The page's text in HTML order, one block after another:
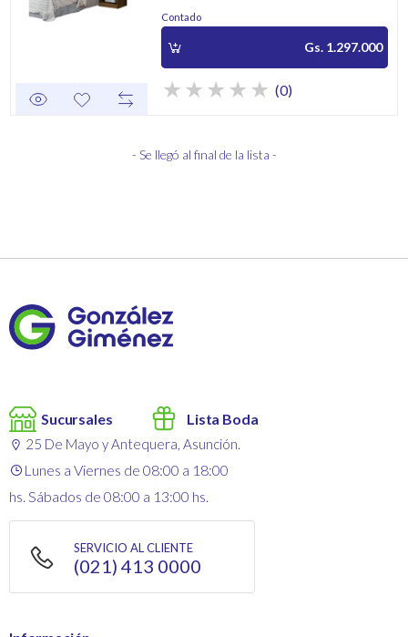
Contado
Gs. 1.297.000
(0)
- Se llegó al final de la lista -
Sucursales Lista Boda
25 De Mayo y Antequera, Asunción.
Lunes a Viernes de 08:00 a 18:00
hs. Sábados de 08:00 a 13:00 hs.
SERVICIO AL CLIENTE
(021) 413 0000